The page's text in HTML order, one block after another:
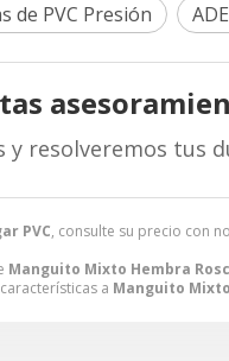
PVC, consulte su precio con
Manguito Mixto Hembra
a Manguito
de PVC Presión
resolveremos tus